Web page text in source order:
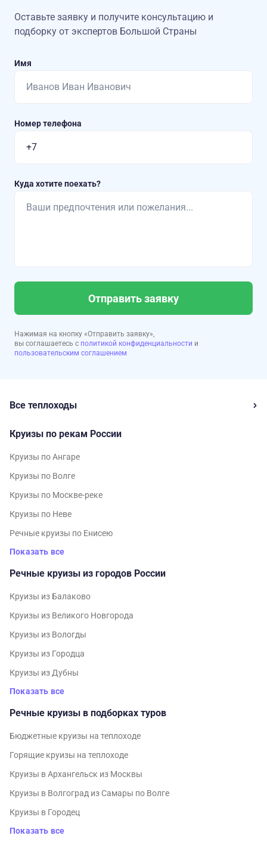
Оставьте заявку и получите консультацию и
подборку от экспертов Большой Страны
Имя
Номер телефона
Куда хотите поехать?
Отправить заявку
Нажимая на кнопку «Отправить заявку»,
вы соглашаетесь с политикой конфиденциальности и
пользовательским соглашением
Все теплоходы
Круизы по рекам России
Круизы по Ангаре
Круизы по Волге
Круизы по Москве-реке
Круизы по Неве
Речные круизы по Енисею
Показать все
Речные круизы из городов России
Круизы из Балаково
Круизы из Великого Новгорода
Круизы из Вологды
Круизы из Городца
Круизы из Дубны
Показать все
Речные круизы в подборках туров
Бюджетные круизы на теплоходе
Горящие круизы на теплоходе
Круизы в Архангельск из Москвы
Круизы в Волгоград из Самары по Волге
Круизы в Городец
Показать все